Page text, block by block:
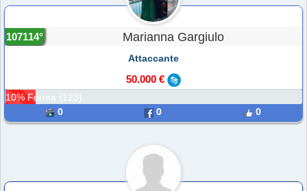
Marianna Gargiulo
107114°
Attaccante
50.000 €
10% Forma (123)
0
0 0